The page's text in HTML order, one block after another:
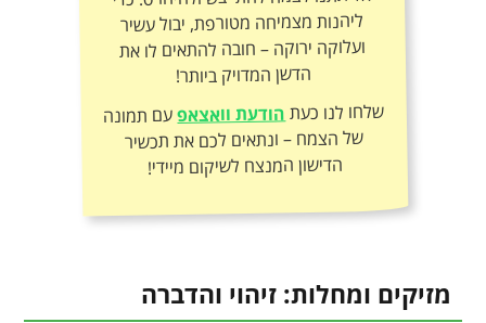
הדשן המדויק ביותר!
שלחו לנו כעתהודעת וואצאפעם תמונה
של הצמח – ונתאים לכם את תכשיר
הדישון המנצח לשיקום מיידי!
מזיקים ומחלות: זיהוי והדברה